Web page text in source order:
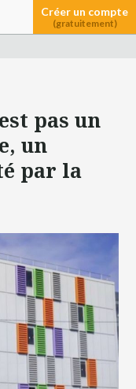
Créer un compte
(gratuitement)
pas un
un
par la